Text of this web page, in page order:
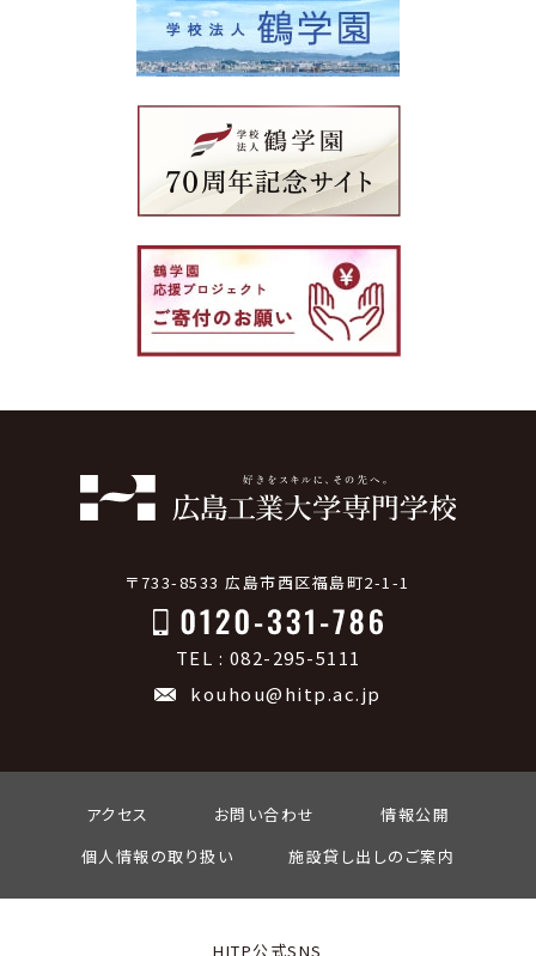
〒733-8533 広島市西区福島町2-1-1
TEL : 082-295-5111
kouhou@hitp.ac.jp
アクセス お問い合わせ
情報公開
個人情報の取り扱い
施設貸し出しのご案内
HITP公式SNS